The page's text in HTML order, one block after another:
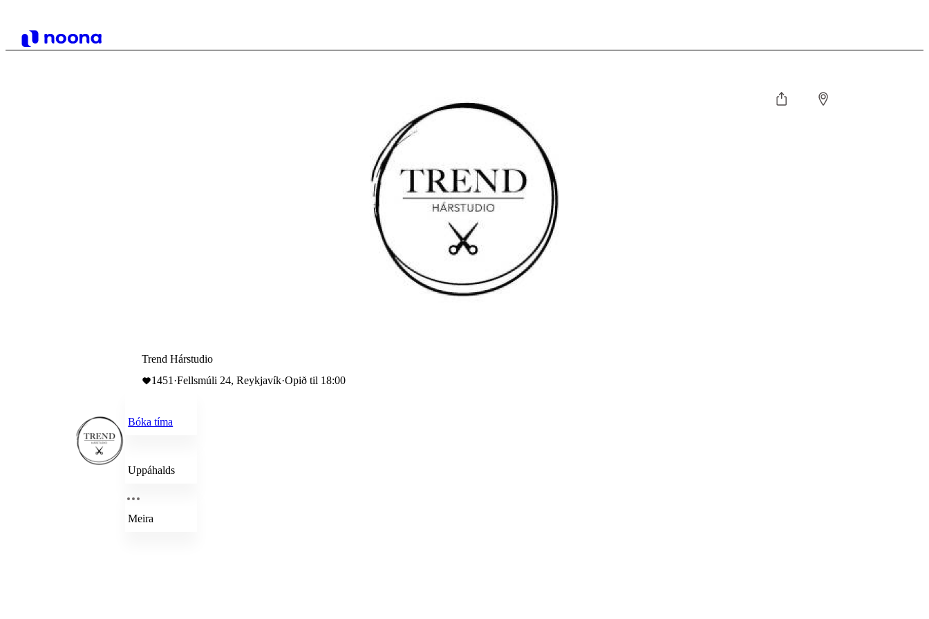
Trend Hárstudio
1451 ·Fellsmúli 24, Reykjavík·Opið til 18:00
Bóka tíma
Uppáhalds
Meira